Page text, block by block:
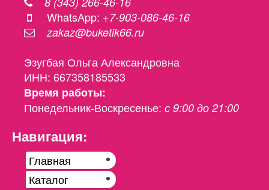
WhatsApp: +7-903-086-46-16
zakaz@buketik66.ru
Эзугбая Ольга Александровна
ИНН: 667358185533
Время работы:
Понедельник-Воскресенье: с 9:00 до 21:00
Навигация:
Главная
Каталог